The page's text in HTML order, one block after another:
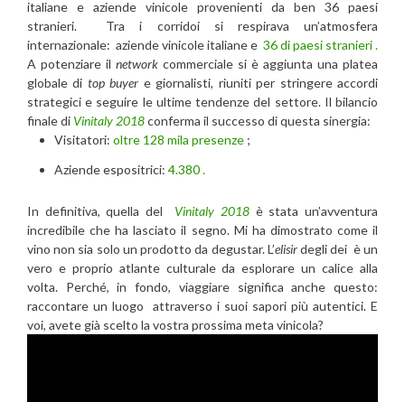
italiane e aziende vinicole provenienti da ben 36 paesi
stranieri. Tra i corridoi si respirava un’atmosfera
internazionale: aziende vinicole italiane e 36 di paesi stranieri .
A potenziare il network commerciale si è aggiunta una platea
globale di top buyer e giornalisti, riuniti per stringere accordi
strategici e seguire le ultime tendenze del settore.Il bilancio
finale di Vinitaly 2018conferma il successo di questa sinergia:
Visitatori: oltre 128 mila presenze ;
Aziende espositrici: 4.380 .
In definitiva, quella del Vinitaly 2018 è stata un’avventura
incredibile che ha lasciato il segno. Mi ha dimostrato come il
vino non sia solo un prodotto da degustar. L’elisirdegli dei è un
vero e proprio atlante culturale da esplorare un calice alla
volta. Perché, in fondo, viaggiare significa anche questo:
raccontare un luogo attraverso i suoi sapori più autentici. E
voi, avete già scelto la vostra prossima meta vinicola?